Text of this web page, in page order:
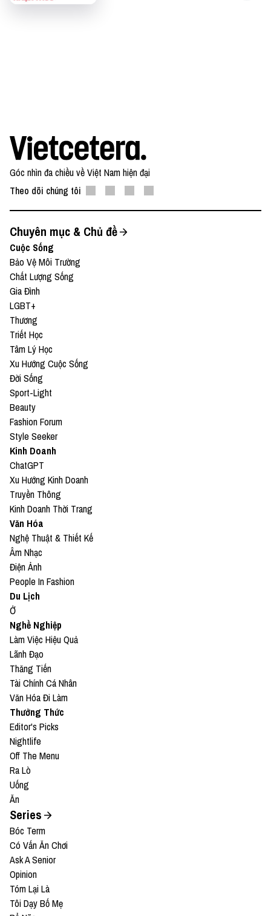
Góc nhìn đa chiều về Việt Nam hiện đại
Theo dõi chúng tôi
Chuyên mục & Chủ đề
Cuộc Sống
Bảo Vệ Môi Trường
Chất Lượng Sống
Gia Đình
LGBT+
Thương
Triết Học
Tâm Lý Học
Xu Hướng Cuộc Sống
Đời Sống
Sport-Light
Beauty
Fashion Forum
Style Seeker
Kinh Doanh
ChatGPT
Xu Hướng Kinh Doanh
Truyền Thông
Kinh Doanh Thời Trang
Văn Hóa
Nghệ Thuật & Thiết Kế
Âm Nhạc
Điện Ảnh
People In Fashion
Du Lịch
Ở
Nghề Nghiệp
Làm Việc Hiệu Quả
Lãnh Đạo
Thăng Tiến
Tài Chính Cá Nhân
Văn Hóa Đi Làm
Thưởng Thức
Editor's Picks
Nightlife
Off The Menu
Ra Lò
Uống
Ăn
Series
Bóc Term
Có Vấn Ăn Chơi
Ask A Senior
Opinion
Tóm Lại Là
Tôi Dạy Bố Mẹ